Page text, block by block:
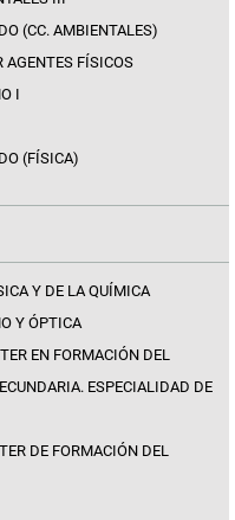
(CC. AMBIENTALES)
AGENTES FÍSICOS
I
(FÍSICA)
Y DE LA QUÍMICA
Y ÓPTICA
EN FORMACIÓN DEL
ESPECIALIDAD DE
DE FORMACIÓN DEL